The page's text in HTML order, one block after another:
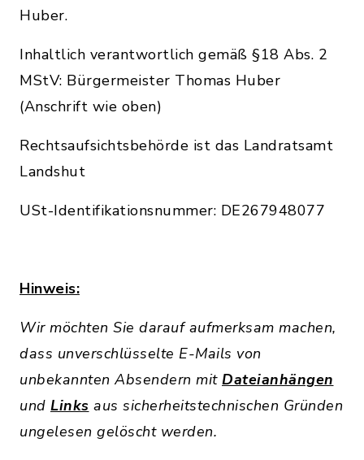
Huber.
Inhaltlich verantwortlich gemäß §18 Abs. 2
MStV: Bürgermeister Thomas Huber
(Anschrift wie oben)
Rechtsaufsichtsbehörde ist das Landratsamt
Landshut
USt-Identifikationsnummer: DE267948077
Hinweis:
Wir möchten Sie darauf aufmerksam machen,
dass unverschlüsselte E-Mails von
unbekannten Absendern mit Dateianhängen
und Links aus sicherheitstechnischen Gründen
ungelesen gelöscht werden.